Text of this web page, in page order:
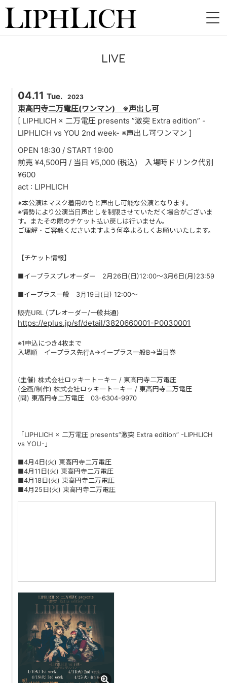
LIVE
INSTORE
VIDEO
DISCOGRAPHY
BLOG
PAST LIVE
GOODS
CONTACT
LIVE
04.11 Tue. 2023
東高円寺二万電圧(ワンマン) ※声出し可
[ LIPHLICH × 二万電圧 presents ”激突 Extra edition” -
LIPHLICH vs YOU 2nd week- ※声出し可ワンマン ]
OPEN 18:30 / START 19:00
前売 ¥4,500円 / 当日 ¥5,000 (税込) 入場時ドリンク代別
¥600
act : LIPHLICH
※本公演はマスク着用のもと声出し可能な公演となります。
※情勢により公演当日声出しを制限させていただく場合がございま
す。またその際のチケット払い戻しは行いません。
ご理解・ご容赦くださいますよう何卒よろしくお願いいたします。
【チケット情報】
■イープラスプレオーダー 2月26日(日)12:00〜3月6日(月)23:59
■イープラス一般 3月19日(日) 12:00〜
販売URL (プレオーダー/一般共通)
https://eplus.jp/sf/detail/3820660001-P0030001
※1申込につき4枚まで
入場順 イープラス先行A→イープラス一般B→当日券
(主催) 株式会社ロッキートーキー / 東高円寺二万電圧
(企画/制作) 株式会社ロッキートーキー / 東高円寺二万電圧
(問) 東高円寺二万電圧 03-6304-9970
「LIPHLICH × 二万電圧 presents”激突 Extra edition” -LIPHLICH
vs YOU-」
■4月4日(火) 東高円寺二万電圧
■4月11日(火) 東高円寺二万電圧
■4月18日(火) 東高円寺二万電圧
■4月25日(火) 東高円寺二万電圧